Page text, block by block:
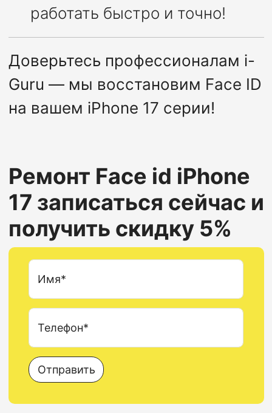
работать быстро и точно!
Доверьтесь профессионалам i-
Guru — мы восстановим Face ID
на вашем iPhone 17 серии!
Ремонт Face id iPhone
17 записаться сейчас и
получить скидку 5%
Имя*
Телефон*
Отправить